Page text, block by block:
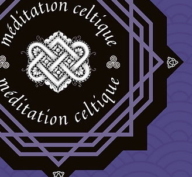
© Tous droits réservés